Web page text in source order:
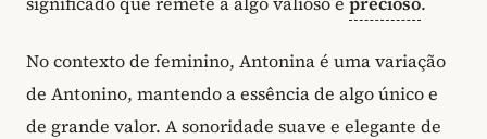
No contexto de feminino, Antonina é uma variação
de Antonino, mantendo a essência de algo único e
de grande valor. A sonoridade suave e elegante de